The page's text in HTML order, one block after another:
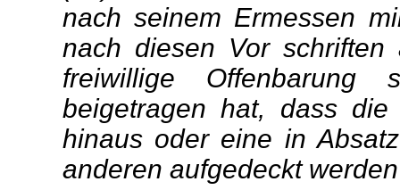
nach seinem Ermessen
nach diesen Vor
freiwillige Offenbarung
beigetragen hat, dass
hinaus oder eine in
anderen aufgedeckt